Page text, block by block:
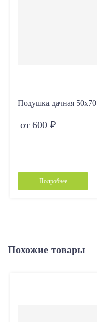
Подушка дачная 50х70
от 600 ₽
Подробнее
Похожие товары